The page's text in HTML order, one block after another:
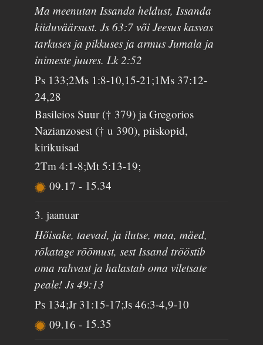
Ma meenutan Issanda heldust, Issanda
kiiduväärsust. Js 63:7 või Jeesus kasvas
tarkuses ja pikkuses ja armus Jumala ja
inimeste juures. Lk 2:52
Ps 133;2Ms 1:8-10,15-21;1Ms 37:12-
24,28
Basileios Suur († 379) ja Gregorios
Nazianzosest († u 390), piiskopid,
kirikuisad
2Tm 4:1-8;Mt 5:13-19;
09.17- 15.34
3. jaanuar
Hõisake, taevad, ja ilutse, maa, mäed,
rõkatage rõõmust, sest Issand trööstib
oma rahvast ja halastab oma viletsate
peale! Js 49:13
Ps 134;Jr 31:15-17;Js 46:3-4,9-10
09.16- 15.35